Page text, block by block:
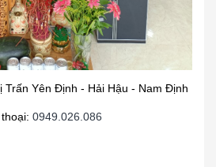
Trấn Yên Định - Hải Hậu - Nam Định
0949.026.086